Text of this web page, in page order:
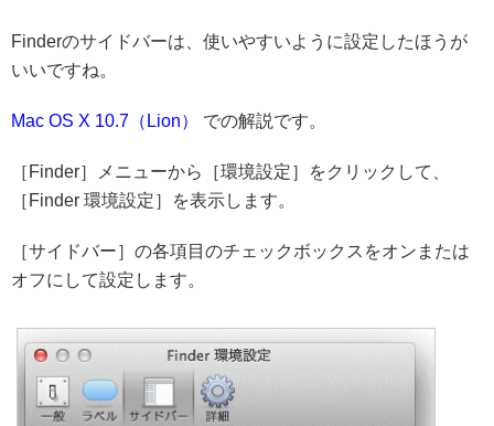
Finderのサイドバーは、使いやすいように設定したほうが
いいですね。
Mac OS X 10.7（Lion） での解説です。
［Finder］メニューから［環境設定］をクリックして、
［Finder 環境設定］を表示します。
［サイドバー］の各項目のチェックボックスをオンまたは
オフにして設定します。